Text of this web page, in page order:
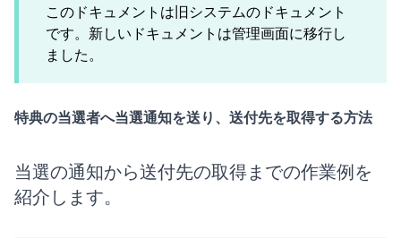
このドキュメントは旧システムのドキュメント
です。新しいドキュメントは管理画面に移行し
ました。
特典の当選者へ当選通知を送り、送付先を取得する方法
当選の通知から送付先の取得までの作業例を
紹介します。